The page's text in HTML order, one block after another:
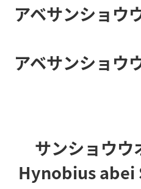
アベサンショウ
アベサンショウ
サンショウ
Hynobius abei